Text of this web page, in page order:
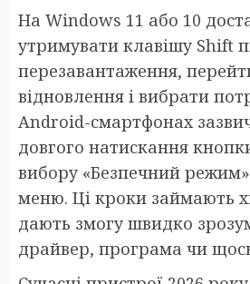
На Windows 11 або 10
утримувати клавішу Shift
перезавантаження,
відновлення і вибрати
Android-смартфонах
довгого натискання
вибору «Безпечний
меню. Ці кроки займають
дають змогу швидко
драйвер, програма чи